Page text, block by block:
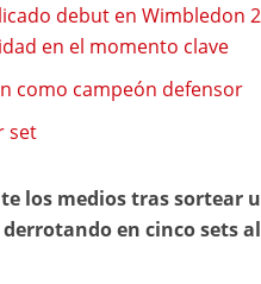
debut en Wimbledon
en el momento clave
como campeón defensor
set
los medios tras sortear
en cinco sets